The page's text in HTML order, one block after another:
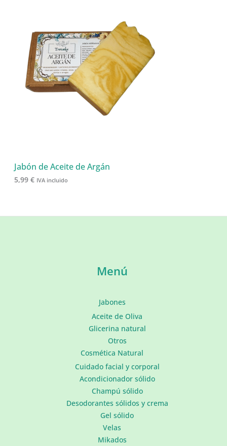
Jabón de Aceite de Argán
5,99 € IVA incluido
Menú
Jabones
Aceite de Oliva
Glicerina natural
Otros
Cosmética Natural
Cuidado facial y corporal
Acondicionador sólido
Champú sólido
Desodorantes sólidos y crema
Gel sólido
Velas
Mikados